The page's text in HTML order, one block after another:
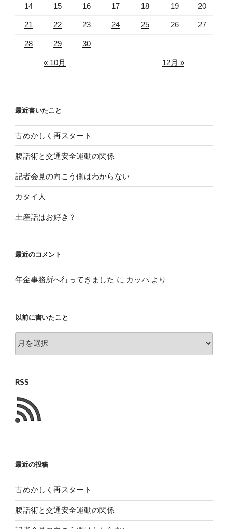
14 15 16 17 18 19 20
21 22 23 24 25 26 27
28 29 30
« 10月 12月 »
最近書いたこと
古めかしく再スタート
腹話術と交通安全運動の関係
記者会見の向こう側はわからない
カタイ人
土産話はお好き？
最近のコメント
年金事務所へ行ってきました に カッパより
以前に書いたこと
前
い
た
こ
と
RSS
最近の投稿
古めかしく再スタート
腹話術と交通安全運動の関係